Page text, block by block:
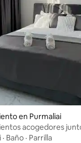
5 de 5, 3
en Purmaliai
acogedores
· Baño · Parrilla